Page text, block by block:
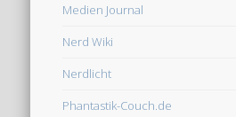
Medien Journal
Nerd Wiki
Nerdlicht
Phantastik-Couch.de